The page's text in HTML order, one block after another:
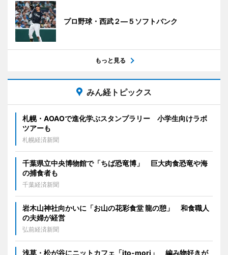
プロ野球・西武２―５ソフトバンク
もっと見る
みん経トピックス
札幌・AOAOで進化学ぶスタンプラリー 小学生向けラボ
ツアーも
札幌経済新聞
千葉県立中央博物館で「ちば恐竜博」 巨大肉食恐竜や海
の捕食者も
千葉経済新聞
岩木山神社向かいに「お山の花彩食堂 龍の憩」 和食職人
の夫婦が経営
弘前経済新聞
浅草・松が谷にニットカフェ「ito-mori」 編み物好きが